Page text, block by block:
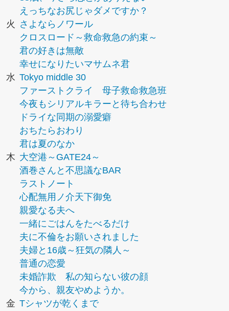
えっちなお尻じゃダメですか？
火
さよならノワール
クロスロード～救命救急の約束～
君の好きは無敵
幸せになりたいマサムネ君
水 Tokyo middle 30
ファーストクライ 母子救命救急班
今夜もシリアルキラーと待ち合わせ
ドライな同期の溺愛癖
おちたらおわり
君は夏のなか
木 大空港～GATE24～
酒巻さんと不思議なBAR
ラストノート
心配無用ノ介天下御免
親愛なる夫へ
一緒にごはんをたべるだけ
夫に不倫をお願いされました
夫婦と16歳～狂気の隣人～
普通の恋愛
未婚詐欺 私の知らない彼の顔
今から、親友やめようか。
金 Tシャツが乾くまで